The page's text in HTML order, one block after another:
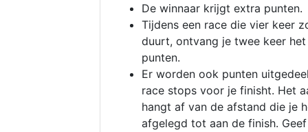
De winnaar krijgt extra punten.
Tijdens een race die vier keer
duurt, ontvang je twee keer
punten.
Er worden ook punten
race stops voor je finisht. Het
hangt af van de afstand die je
afgelegd tot aan de finish.